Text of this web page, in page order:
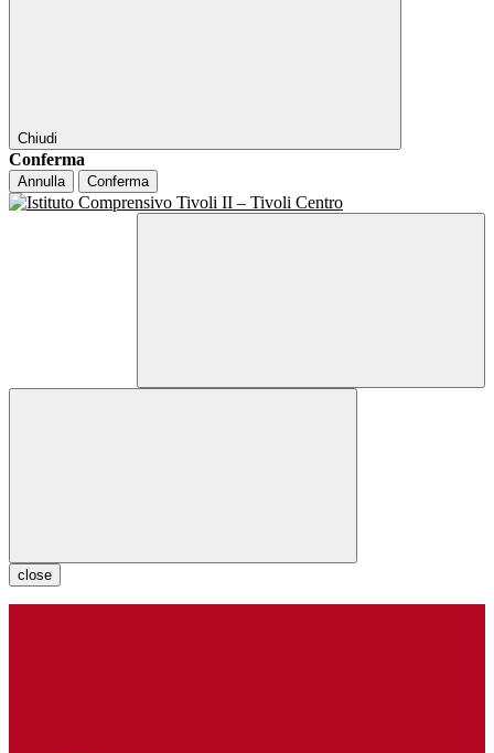
Chiudi
Conferma
Annulla Conferma
close